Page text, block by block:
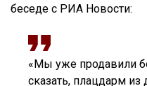
беседе с РИА Новости:
«Мы уже продавили
сказать, плацдарм из